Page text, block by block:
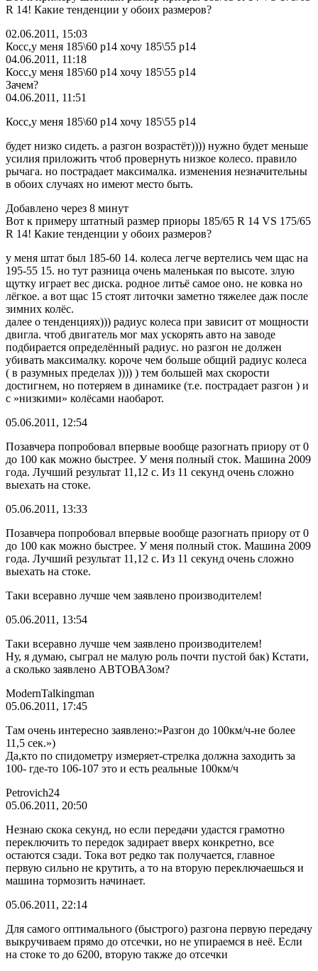
R 14! Какие тенденции у обоих размеров?
02.06.2011, 15:03
Косс,у меня 185\60 р14 хочу 185\55 р14
04.06.2011, 11:18
Косс,у меня 185\60 р14 хочу 185\55 р14
Зачем?
04.06.2011, 11:51
Косс,у меня 185\60 р14 хочу 185\55 р14
будет низко сидеть. а разгон возрастёт)))) нужно будет меньше
усилия приложить чтоб провернуть низкое колесо. правило
рычага. но пострадает максималка. изменения незначительны
в обоих случаях но имеют место быть.
Добавлено через 8 минут
Вот к примеру штатный размер приоры 185/65 R 14 VS 175/65
R 14! Какие тенденции у обоих размеров?
у меня штат был 185-60 14. колеса легче вертелись чем щас на
195-55 15. но тут разница очень маленькая по высоте. злую
щутку играет вес диска. родное литьё самое оно. не ковка но
лёгкое. а вот щас 15 стоят литочки заметно тяжелее даж после
зимних колёс.
далее о тенденциях))) радиус колеса при зависит от мощности
двигла. чтоб двигатель мог мах ускорять авто на заводе
подбирается определённый радиус. но разгон не должен
убивать максималку. короче чем больше общий радиус колеса
( в разумных пределах )))) ) тем большей мах скорости
достигнем, но потеряем в динамике (т.е. пострадает разгон ) и
с »низкими» колёсами наобарот.
05.06.2011, 12:54
Позавчера попробовал впервые вообще разогнать приору от 0
до 100 как можно быстрее. У меня полный сток. Машина 2009
года. Лучший результат 11,12 с. Из 11 секунд очень сложно
выехать на стоке.
05.06.2011, 13:33
Позавчера попробовал впервые вообще разогнать приору от 0
до 100 как можно быстрее. У меня полный сток. Машина 2009
года. Лучший результат 11,12 с. Из 11 секунд очень сложно
выехать на стоке.
Таки всеравно лучше чем заявлено производителем!
05.06.2011, 13:54
Таки всеравно лучше чем заявлено производителем!
Ну, я думаю, сыграл не малую роль почти пустой бак) Кстати,
а сколько заявлено АВТОВАЗом?
МodernTalkingman
05.06.2011, 17:45
Там очень интересно заявлено:»Разгон до 100км/ч-не более
11,5 сек.»)
Да,кто по спидометру измеряет-стрелка должна заходить за
100- где-то 106-107 это и есть реальные 100км/ч
Petrovich24
05.06.2011, 20:50
Незнаю скока секунд, но если передачи удастся грамотно
переключить то передок задирает вверх конкретно, все
остаются сзади. Тока вот редко так получается, главное
первую сильно не крутить, а то на вторую переключаешься и
машина тормозить начинает.
05.06.2011, 22:14
Для самого оптимального (быстрого) разгона первую передачу
выкручиваем прямо до отсечки, но не упираемся в неё. Если
на стоке то до 6200, вторую также до отсечки